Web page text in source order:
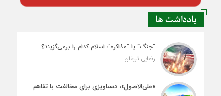
یادداشت ها
“جنگ” یا “مذاکره”؛ اسلام کدام را برمی‌گزیند؟
رضایی تربقان
«علی‌الاصول»، دستاویزی برای مخالفت با تفاهم